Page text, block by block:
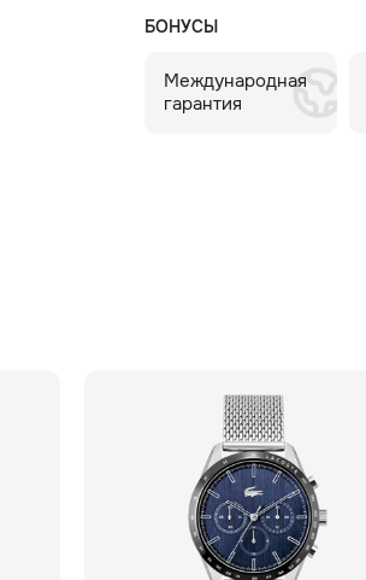
БОНУСЫ
Международная
гарантия